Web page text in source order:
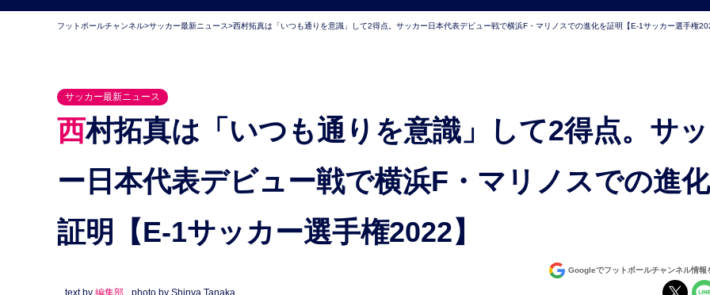
フットボールチャンネル>サッカー最新ニュース>西村拓真は「いつも通りを意識」して2得点。サッカー日本代表デビュー戦で横浜F・マリノスでの進化を証明【E-1サッカー選手権
サッカー最新ニュース
西村拓真は「いつも通りを意識」して2得点。サッカ
ー日本代表デビュー戦で横浜F・マリノスでの進
証明【E-1サッカー選手権2022】
Googleでフットボールチャンネル情報
text by 編集部 photo by Shinya Tanaka